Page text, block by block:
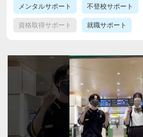
メンタルサポート 不登校サポート
資格取得サポート 就職サポート